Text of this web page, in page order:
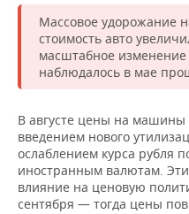
ОТКРЫТАЯ ЛЕКЦИЯ
БАСКЕТБОЛ
ВОЛЕЙБОЛ
КИБЕРСПОРТ
ФИГУРНОЕ КАТАНИЕ
ВОДНЫЕ ВИДЫ СПОРТА
ИНФРАСТРУКТУРА
ИСТОРИЯ
КУЛЬТУРА
МЕДИЦИНА
ОБРАЗОВАНИЕ
СПРАВОЧНИК
СПИСОК ПЕРСОН
СПИСОК КОМПАНИЙ
ПОЛНАЯ ВЕРСИЯ
Массовое удорожание
стоимость авто
масштабное
наблюдалось в мае
В августе цены на машины
введением нового
ослаблением курса рубля
иностранным валютам.
влияние на ценовую
сентября — тогда цены